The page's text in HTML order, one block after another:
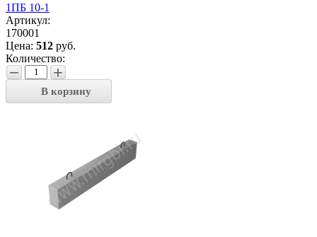
1ПБ 10-1
Артикул:
170001
Цена: 512 руб.
Количество:
− +
В корзину